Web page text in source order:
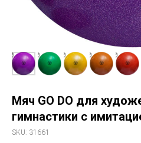
Мяч GO DO для
гимнастики с
SKU: 31661